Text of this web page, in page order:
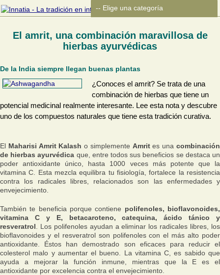
El amrit, una combinación maravillosa de
hierbas ayurvédicas
De la India siempre llegan buenas plantas
¿Conoces el amrit? Se trata de una
combinación de hierbas que tiene un
potencial medicinal realmente interesante. Lee esta nota y descubre
uno de los compuestos naturales que tiene esta tradición curativa.
El Maharisi Amrit Kalash o simplemente Amrites unacombinación
de hierbas ayurvédica que, entre todos sus beneficios se destaca un
poder antioxidante único, hasta 1000 veces más potente que la
vitamina C. Esta mezcla equilibra tu fisiología, fortalece la resistencia
contra los radicales libres, relacionados son las enfermedades y
envejecimiento.
También te beneficia porque contiene polifenoles, bioflavonoides,
vitamina C y E, betacaroteno, catequina, ácido tánico y
resveratrol . Los polifenoles ayudan a eliminar los radicales libres, los
bioflavonoides y el resveratrol son polifenoles con el más alto poder
antioxidante. Éstos han demostrado son eficaces para reducir el
colesterol malo y aumentar el bueno. La vitamina C, es sabido que
ayuda a mejorar la función inmune, mientras que la E es el
antioxidante por excelencia contra el envejecimiento.